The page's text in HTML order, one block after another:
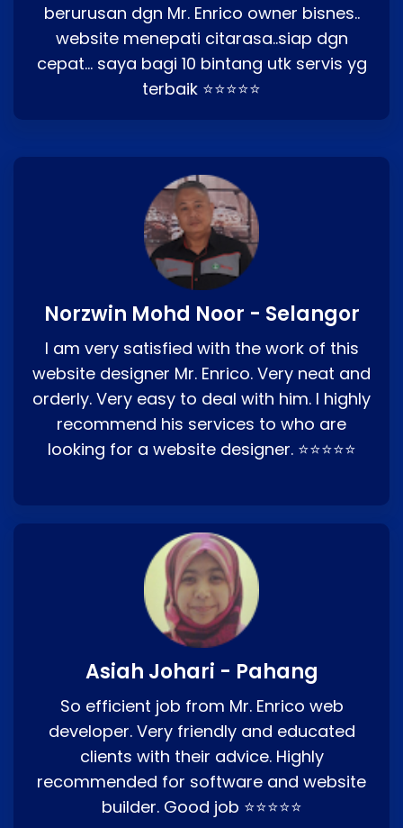
berurusan dgn Mr. Enrico owner bisnes..
website menepati citarasa..siap dgn
cepat… saya bagi 10 bintang utk servis yg
terbaik ⭐⭐⭐⭐⭐
Norzwin Mohd Noor - Selangor
I am very satisfied with the work of this
website designer Mr. Enrico. Very neat and
orderly. Very easy to deal with him. I highly
recommend his services to who are
looking for a website designer. ⭐⭐⭐⭐⭐
Asiah Johari - Pahang
So efficient job from Mr. Enrico web
developer. Very friendly and educated
clients with their advice. Highly
recommended for software and website
builder. Good job ⭐⭐⭐⭐⭐